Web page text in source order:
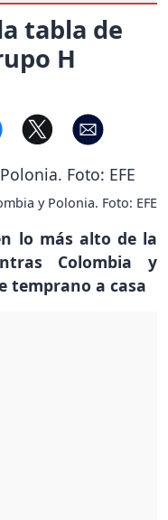
tabla de
H
y Polonia. Foto: EFE
lo más alto de la
Colombia y
temprano a casa